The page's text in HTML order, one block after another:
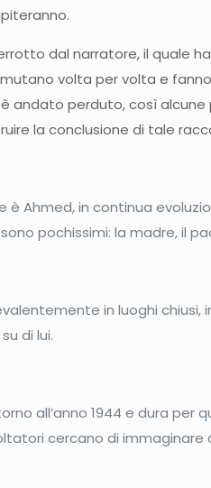
dal narratore, il quale
volta per volta e
andato perduto, così
la conclusione di tale
è Ahmed, in continua
pochissimi: la madre, il
in luoghi
di lui.
all’anno 1944 e dura
cercano di